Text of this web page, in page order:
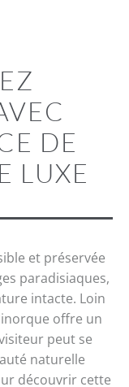
DE
LUXE
et préservée
paradisiaques,
intacte. Loin
offre un
peut se
naturelle
découvrir cette